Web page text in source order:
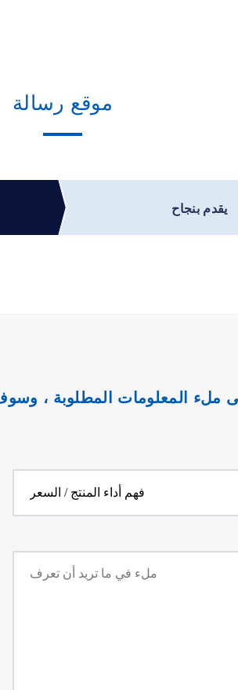
موقع رسالة
يقدم بنجاح
ملء المعلومات المطلوبة ،